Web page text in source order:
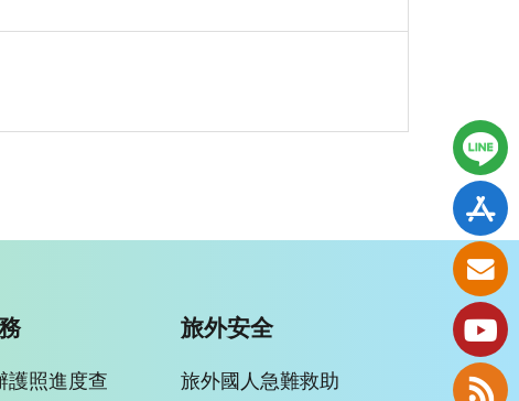
護照進度查
旅外安全
旅外國人急難救助